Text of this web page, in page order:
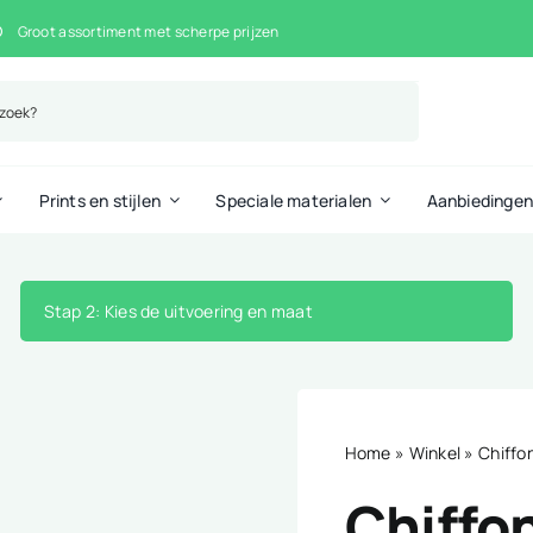
Groot assortiment met scherpe prijzen
Prints en stijlen Speciale materialen Aanbiedingen
Stap 2: Kies de uitvoering en maat
Home » Winkel »